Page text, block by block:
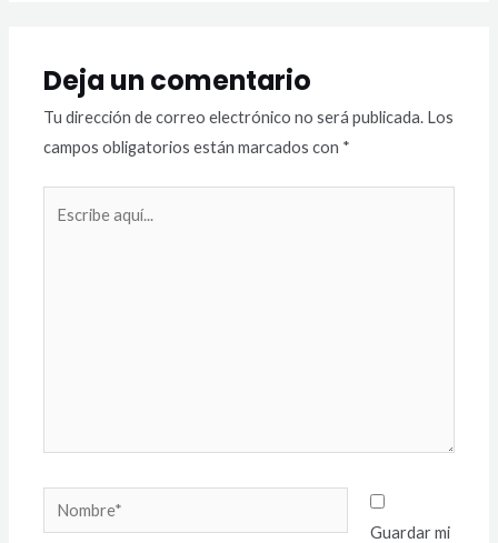
Deja un comentario
Tu dirección de correo electrónico no será publicada. Los
campos obligatorios están marcados con *
Guardar mi